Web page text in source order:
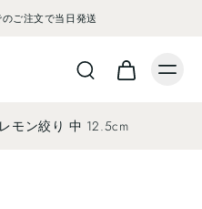
ご注文で当日発送
モン絞り 中 12.5cm